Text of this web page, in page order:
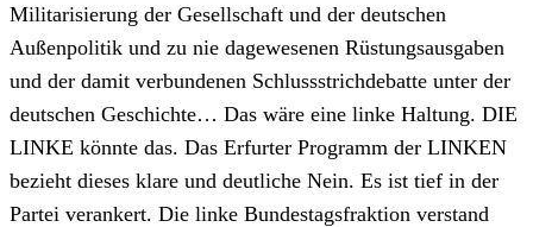
Militarisierung der Gesellschaft und der deutschen
Außenpolitik und zu nie dagewesenen Rüstungsausgaben
und der damit verbundenen Schlussstrichdebatte unter der
deutschen Geschichte… Das wäre eine linke Haltung. DIE
LINKE könnte das. Das Erfurter Programm der LINKEN
bezieht dieses klare und deutliche Nein. Es ist tief in der
Partei verankert. Die linke Bundestagsfraktion verstand